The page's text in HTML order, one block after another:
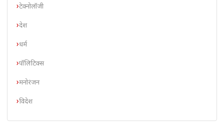
टेक्नोलॉजी
देश
धर्म
पॉलिटिक्स
मनोरंजन
विदेश